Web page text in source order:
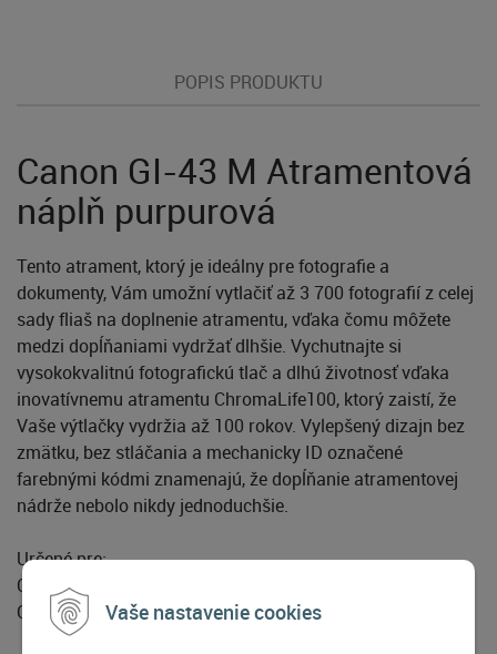
Vaše nastavenie cookies
POPIS PRODUKTU
Canon GI-43 M Atramentová
náplň purpurová
Tento atrament, ktorý je ideálny pre fotografie a
dokumenty, Vám umožní vytlačiť až 3 700 fotografií z celej
sady fliaš na doplnenie atramentu, vďaka čomu môžete
medzi dopĺňaniami vydržať dlhšie. Vychutnajte si
vysokokvalitnú fotografickú tlač a dlhú životnosť vďaka
inovatívnemu atramentu ChromaLife100, ktorý zaistí, že
Vaše výtlačky vydržia až 100 rokov. Vylepšený dizajn bez
zmätku, bez stláčania a mechanicky ID označené
farebnými kódmi znamenajú, že dopĺňanie atramentovej
nádrže nebolo nikdy jednoduchšie.
Určené pre:
Canon G540
Canon G640